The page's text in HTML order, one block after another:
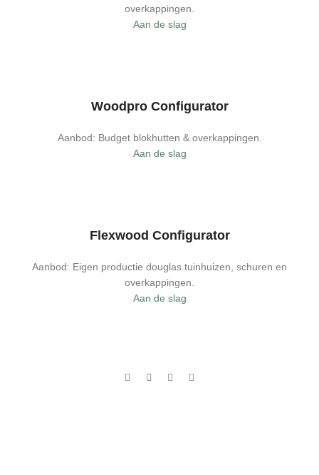
overkappingen.
Aan de slag
Woodpro Configurator
Aanbod: Budget blokhutten & overkappingen.
Aan de slag
Flexwood Configurator
Aanbod: Eigen productie douglas tuinhuizen, schuren en
overkappingen.
Aan de slag